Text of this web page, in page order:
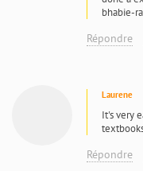
bhabie-
Répondre
Laurene
It's very
Répondre